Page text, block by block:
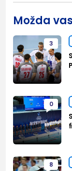
Možda
3
0
8